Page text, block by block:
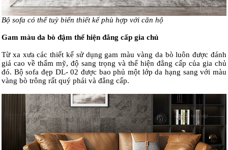
Bộ sofa có thể tuỳ biến thiết kế phù hợp với căn hộ
Gam màu da bò đậm thể hiện đẳng cấp gia chủ
Từ xa xưa các thiết kế sử dụng gam màu vàng da bò luôn được đánh
giá cao về thẩm mỹ, độ sang trọng và thể hiện đẳng cấp của gia chủ
đó. Bộ sofa đẹp DL- 02 được bao phủ một lớp da hạng sang với màu
vàng bò trông rất quý phái và đẳng cấp.